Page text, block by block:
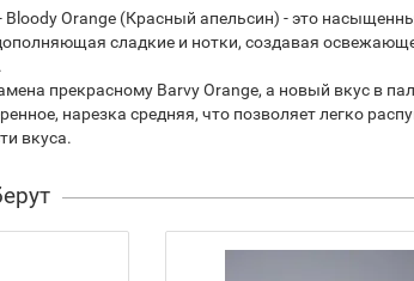
Bloody Orange (Красный апельсин) - это
сладкие и нотки, создавая
прекрасному Barvy Orange, а новый вкус в
нарезка средняя, что позволяет легко
вкуса.